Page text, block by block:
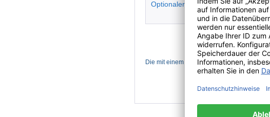
Die mit einem * markierten Felder sind